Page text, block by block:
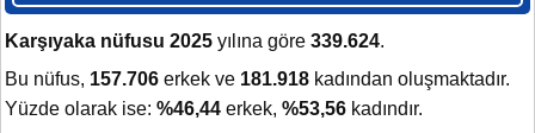
Karşıyaka nüfusu 2025 yılına göre 339.624.
Bu nüfus, 157.706 erkek ve 181.918 kadından oluşmaktadır.
Yüzde olarak ise: %46,44 erkek, %53,56 kadındır.